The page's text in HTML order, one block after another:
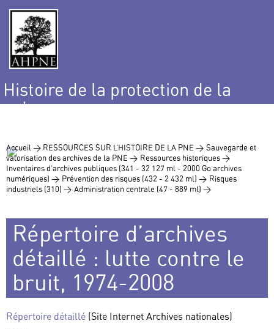
Histoire de la protection de la
nature
Accueil > RESSOURCES SUR L’HISTOIRE DE LA PNE > Sauvegarde et
valorisation des archives de la PNE > Ressources historiques >
Inventaires d’archives publiques (341 - 32 127 ml - 2000 Go archives
numériques) > Prévention des risques (432 - 2 432 ml) > Risques
industriels (310) > Administration centrale (47 - 889 ml) >
Répertoire d’archives
détaillé : lutte contre le
bruit, 1974-2008
Répertoire détaillé (Site Internet Archives nationales)